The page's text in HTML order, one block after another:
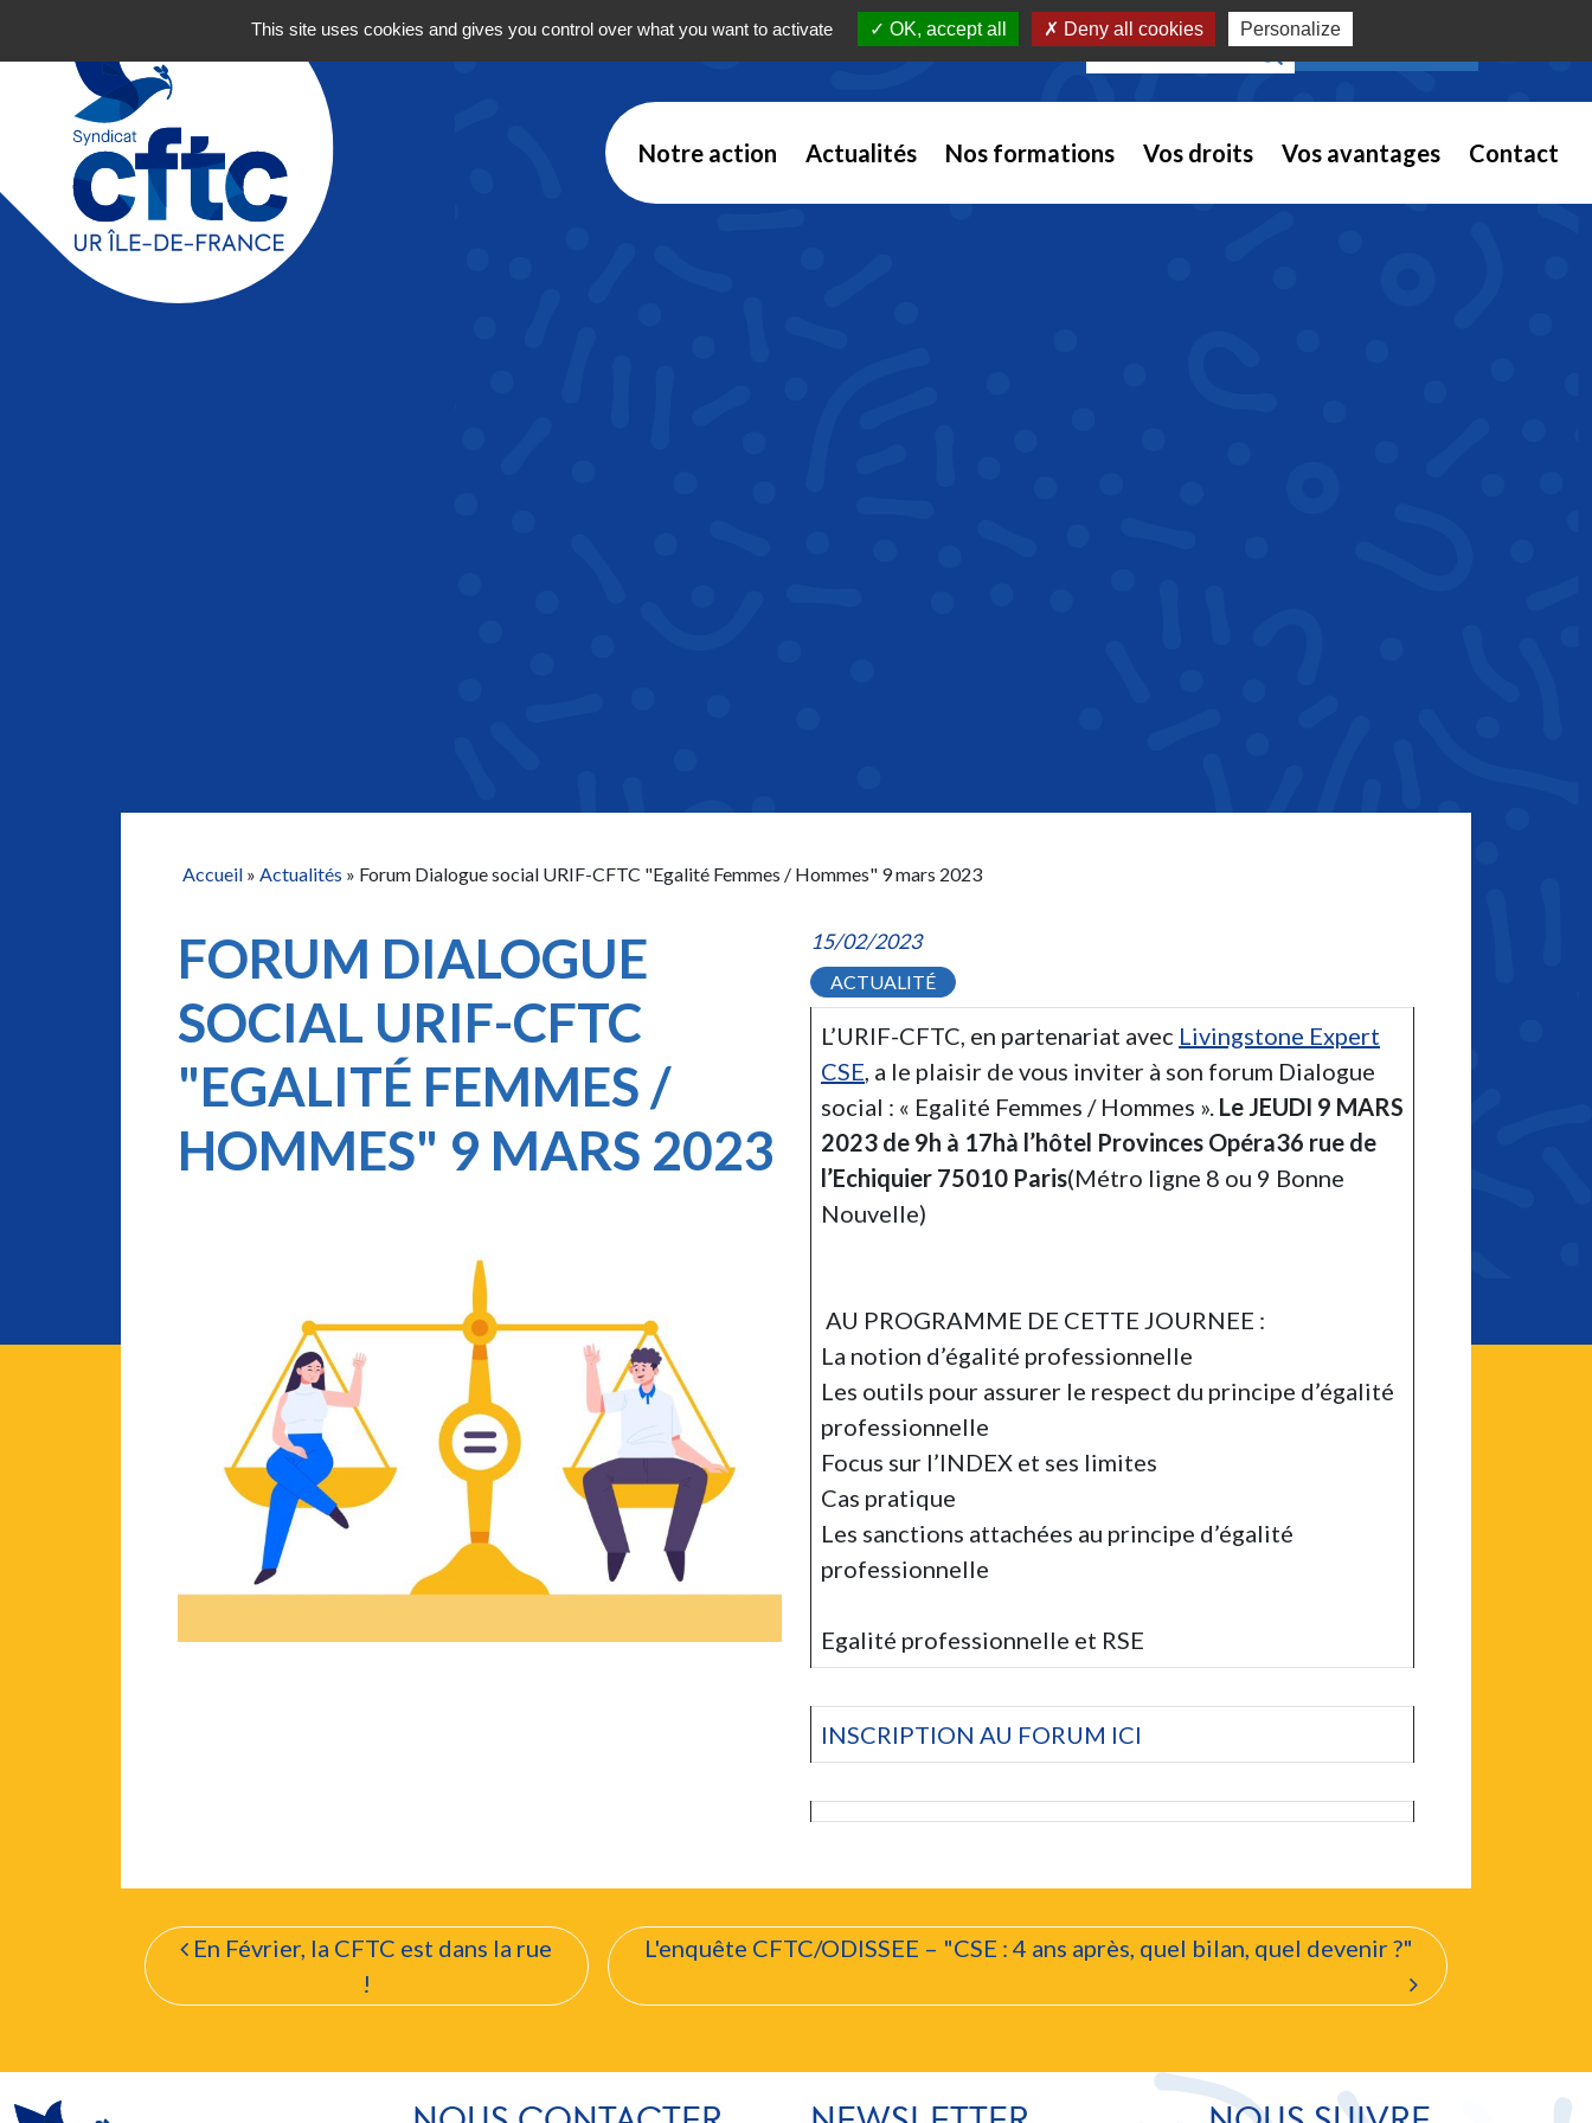
Navigation principale Recherche pour : NOUS REJOINDRE
Notre action Actualités Nos formations Vos droits Vos avantages Contact
Accueil » Actualités » Forum Dialogue social URIF-CFTC "Egalité Femmes / Hommes" 9 mars 2023
FORUM DIALOGUE
SOCIAL URIF-CFTC
"EGALITÉ FEMMES /
HOMMES" 9 MARS 2023
15/02/2023
ACTUALITÉ
L’URIF-CFTC, en partenariat avec Livingstone Expert
CSE, a le plaisir de vous inviter à son forum Dialogue
social : « Egalité Femmes / Hommes ». Le JEUDI 9 MARS
2023 de 9h à 17hà l’hôtel Provinces Opéra36 rue de
l’Echiquier 75010 Paris(Métro ligne 8 ou 9 Bonne
Nouvelle)
AU PROGRAMME DE CETTE JOURNEE :
La notion d’égalité professionnelle
Les outils pour assurer le respect du principe d’égalité
professionnelle
Focus sur l’INDEX et ses limites
Cas pratique
Les sanctions attachées au principe d’égalité
professionnelle
Egalité professionnelle et RSE
INSCRIPTION AU FORUM ICI
Navigation de l’article
En Février, la CFTC est dans la rue
!
L'enquête CFTC/ODISSEE – "CSE : 4 ans après, quel bilan, quel devenir ?"
This site uses cookies and gives you control over what you want to activate OK, accept all Deny all cookies Personalize